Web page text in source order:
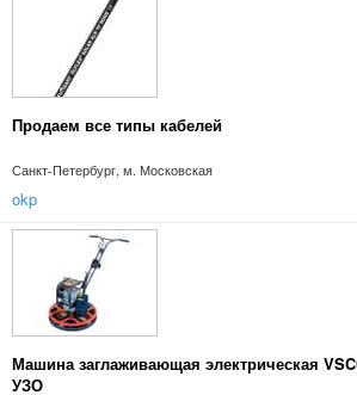
Продаем все типы кабелей
Санкт-Петербург, м. Московская
okp
Машина заглаживающая электрическая
УЗО